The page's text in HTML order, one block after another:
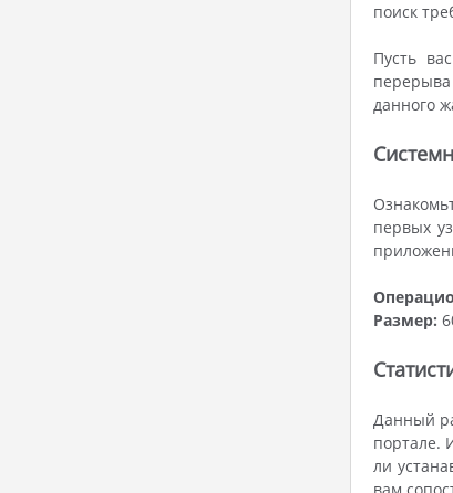
поиск
Пусть
перерыва
данного
первых
Размер:
Данный
портале.
ли